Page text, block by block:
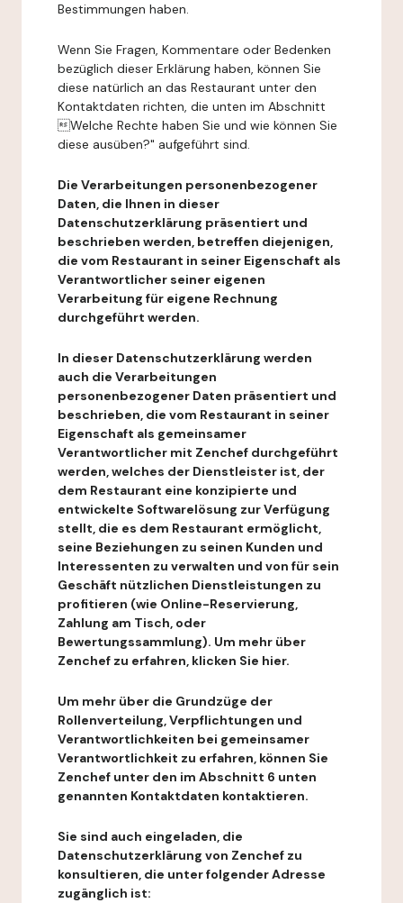
Bestimmungen haben.
Wenn Sie Fragen, Kommentare oder Bedenken
bezüglich dieser Erklärung haben, können Sie
diese natürlich an das Restaurant unter den
Kontaktdaten richten, die unten im Abschnitt
Welche Rechte haben Sie und wie können Sie
diese ausüben?" aufgeführt sind.
Die Verarbeitungen personenbezogener
Daten, die Ihnen in dieser
Datenschutzerklärung präsentiert und
beschrieben werden, betreffen diejenigen,
die vom Restaurant in seiner Eigenschaft als
Verantwortlicher seiner eigenen
Verarbeitung für eigene Rechnung
durchgeführt werden.
In dieser Datenschutzerklärung werden
auch die Verarbeitungen
personenbezogener Daten präsentiert und
beschrieben, die vom Restaurant in seiner
Eigenschaft als gemeinsamer
Verantwortlicher mit Zenchef durchgeführt
werden, welches der Dienstleister ist, der
dem Restaurant eine konzipierte und
entwickelte Softwarelösung zur Verfügung
stellt, die es dem Restaurant ermöglicht,
seine Beziehungen zu seinen Kunden und
Interessenten zu verwalten und von für sein
Geschäft nützlichen Dienstleistungen zu
profitieren (wie Online-Reservierung,
Zahlung am Tisch, oder
Bewertungssammlung). Um mehr über
Zenchef zu erfahren, klicken Sie hier.
Um mehr über die Grundzüge der
Rollenverteilung, Verpflichtungen und
Verantwortlichkeiten bei gemeinsamer
Verantwortlichkeit zu erfahren, können Sie
Zenchef unter den im Abschnitt 6 unten
genannten Kontaktdaten kontaktieren.
Sie sind auch eingeladen, die
Datenschutzerklärung von Zenchef zu
konsultieren, die unter folgender Adresse
zugänglich ist: